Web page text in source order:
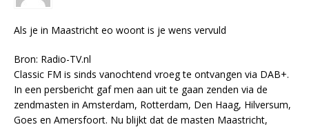
Als je in Maastricht eo woont is je wens vervuld
Bron: Radio-TV.nl
Classic FM is sinds vanochtend vroeg te ontvangen via DAB+.
In een persbericht gaf men aan uit te gaan zenden via de
zendmasten in Amsterdam, Rotterdam, Den Haag, Hilversum,
Goes en Amersfoort. Nu blijkt dat de masten Maastricht,